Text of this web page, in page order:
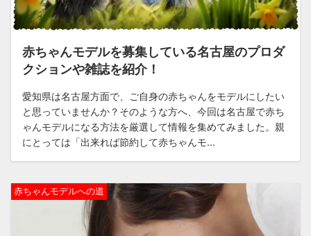
赤ちゃんモデルを募集している名古屋のプロダ
クションや雑誌を紹介！
愛知県は名古屋方面で、ご自身の赤ちゃんをモデルにしたい
と思っていませんか？そのような方へ、今回は名古屋で赤ち
ゃんモデルになる方法を厳選して情報を集めてみました。親
にとっては「出来れば節約して赤ちゃんモ...
赤ちゃんモデルへの道